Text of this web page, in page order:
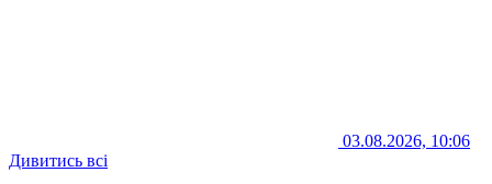
03.08.2026, 10:06
Дивитись всі